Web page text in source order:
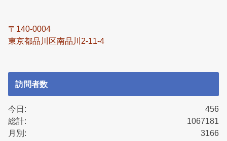
〒140-0004
東京都品川区南品川2-11-4
訪問者数
456
今日:
1067181
総計:
3166
月別: